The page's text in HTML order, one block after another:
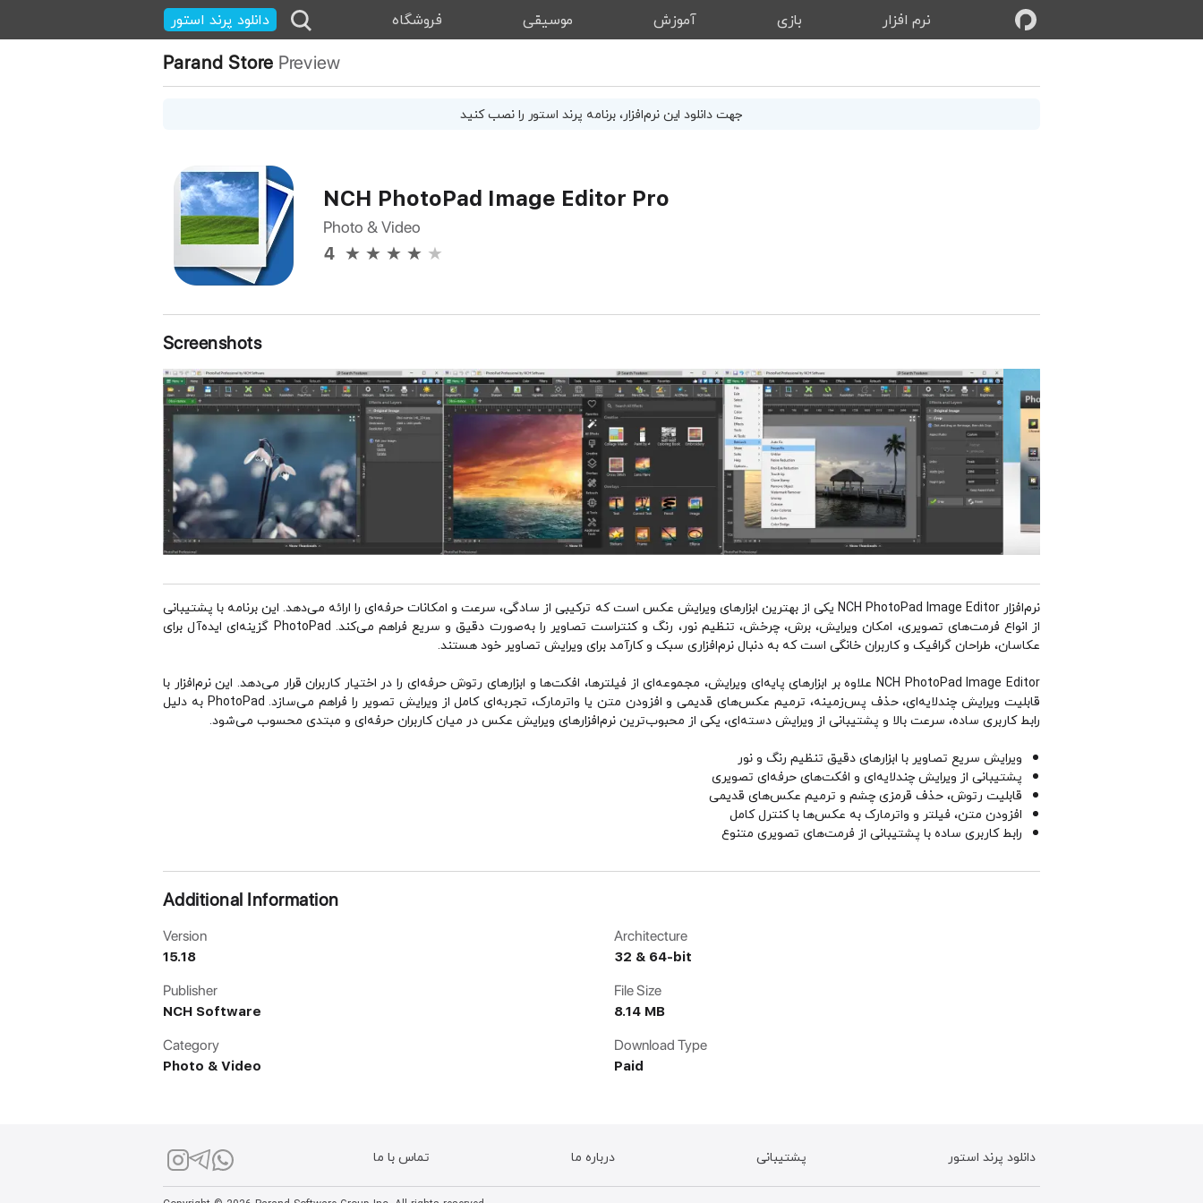
نرم‌ افزار بازی آموزش موسیقی فروشگاه دانلود پرند استور
Parand Store Preview
جهت دانلود ایننرم‌افزار، برنامه پرند استور را نصب کنید
NCH PhotoPad Image Editor Pro
Photo & Video
4
Screenshots
نرم‌افزار NCH PhotoPad Image Editor یکی از بهترین ابزارهای ویرایش عکس است که ترکیبی از سادگی، سرعت و امکانات حرفه‌ای را ارائه می‌دهد. این برنامه با پشتیبانی
از انواع فرمت‌های تصویری، امکان ویرایش، برش، چرخش، تنظیم نور، رنگ و کنتراست تصاویر را به‌صورت دقیق و سریع فراهم می‌کند. PhotoPad گزینه‌ای ایده‌آل برای
عکاسان، طراحان گرافیک و کاربران خانگی است که به دنبال نرم‌افزاری سبک و کارآمد برای ویرایش تصاویر خود هستند.
NCH PhotoPad Image Editor علاوه بر ابزارهای پایه‌ای ویرایش، مجموعه‌ای از فیلترها، افکت‌ها و ابزارهای رتوش حرفه‌ای را در اختیار کاربران قرار می‌دهد. این نرم‌افزار با
قابلیت ویرایش چندلایه‌ای، حذف پس‌زمینه، ترمیم عکس‌های قدیمی و افزودن متن یا واترمارک، تجربه‌ای کامل از ویرایش تصویر را فراهم می‌سازد. PhotoPad به دلیل
رابط کاربری ساده، سرعت بالا و پشتیبانی از ویرایش دسته‌ای، یکی از محبوب‌ترین نرم‌افزارهای ویرایش عکس در میان کاربران حرفه‌ای و مبتدی محسوب می‌شود.
ویرایش سریع تصاویر با ابزارهای دقیق تنظیم رنگ و نور
پشتیبانی از ویرایش چندلایه‌ای و افکت‌های حرفه‌ای تصویری
قابلیت رتوش، حذف قرمزی چشم و ترمیم عکس‌های قدیمی
افزودن متن، فیلتر و واترمارک به عکس‌ها با کنترل کامل
رابط کاربری ساده با پشتیبانی از فرمت‌های تصویری متنوع
Additional Information
Version
15.18
Architecture
32 & 64-bit
Publisher
NCH Software
File Size
8.14 MB
Category
Photo & Video
Download Type
Paid
تماس با ما درباره ما پشتیبانی دانلود پرند استور